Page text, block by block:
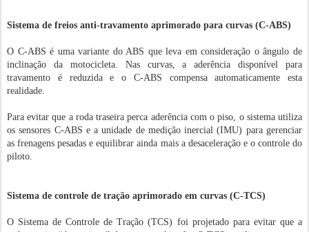
Sistema de freios anti-travamento aprimorado para curvas (C-ABS)
O C-ABS é uma variante do ABS que leva em consideração o ângulo de
inclinação da motocicleta. Nas curvas, a aderência disponível para
travamento é reduzida e o C-ABS compensa automaticamente esta
realidade.
Para evitar que a roda traseira perca aderência com o piso, o sistema utiliza
os sensores C-ABS e a unidade de medição inercial (IMU) para gerenciar
as frenagens pesadas e equilibrar ainda mais a desaceleração e o controle do
piloto.
Sistema de controle de tração aprimorado em curvas (C-TCS)
O Sistema de Controle de Tração (TCS) foi projetado para evitar que a